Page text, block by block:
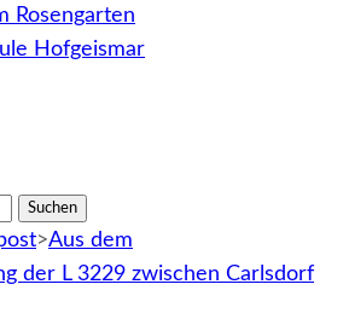
Rosengarten
Hofgeismar
>Aus dem
der L 3229 zwischen Carlsdorf